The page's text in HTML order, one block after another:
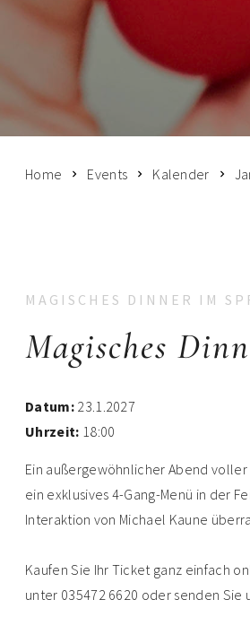
Home Events Kalender
MAGISCHES DINNER IM
Magisches
Datum: 23.1.2027
Uhrzeit: 18:00
Ein außergewöhnlicher Abend
ein exklusives 4-Gang-Menü in der
Interaktion von Michael Kaune
Kaufen Sie Ihr Ticket ganz einfach
unter 035472 6620 oder senden